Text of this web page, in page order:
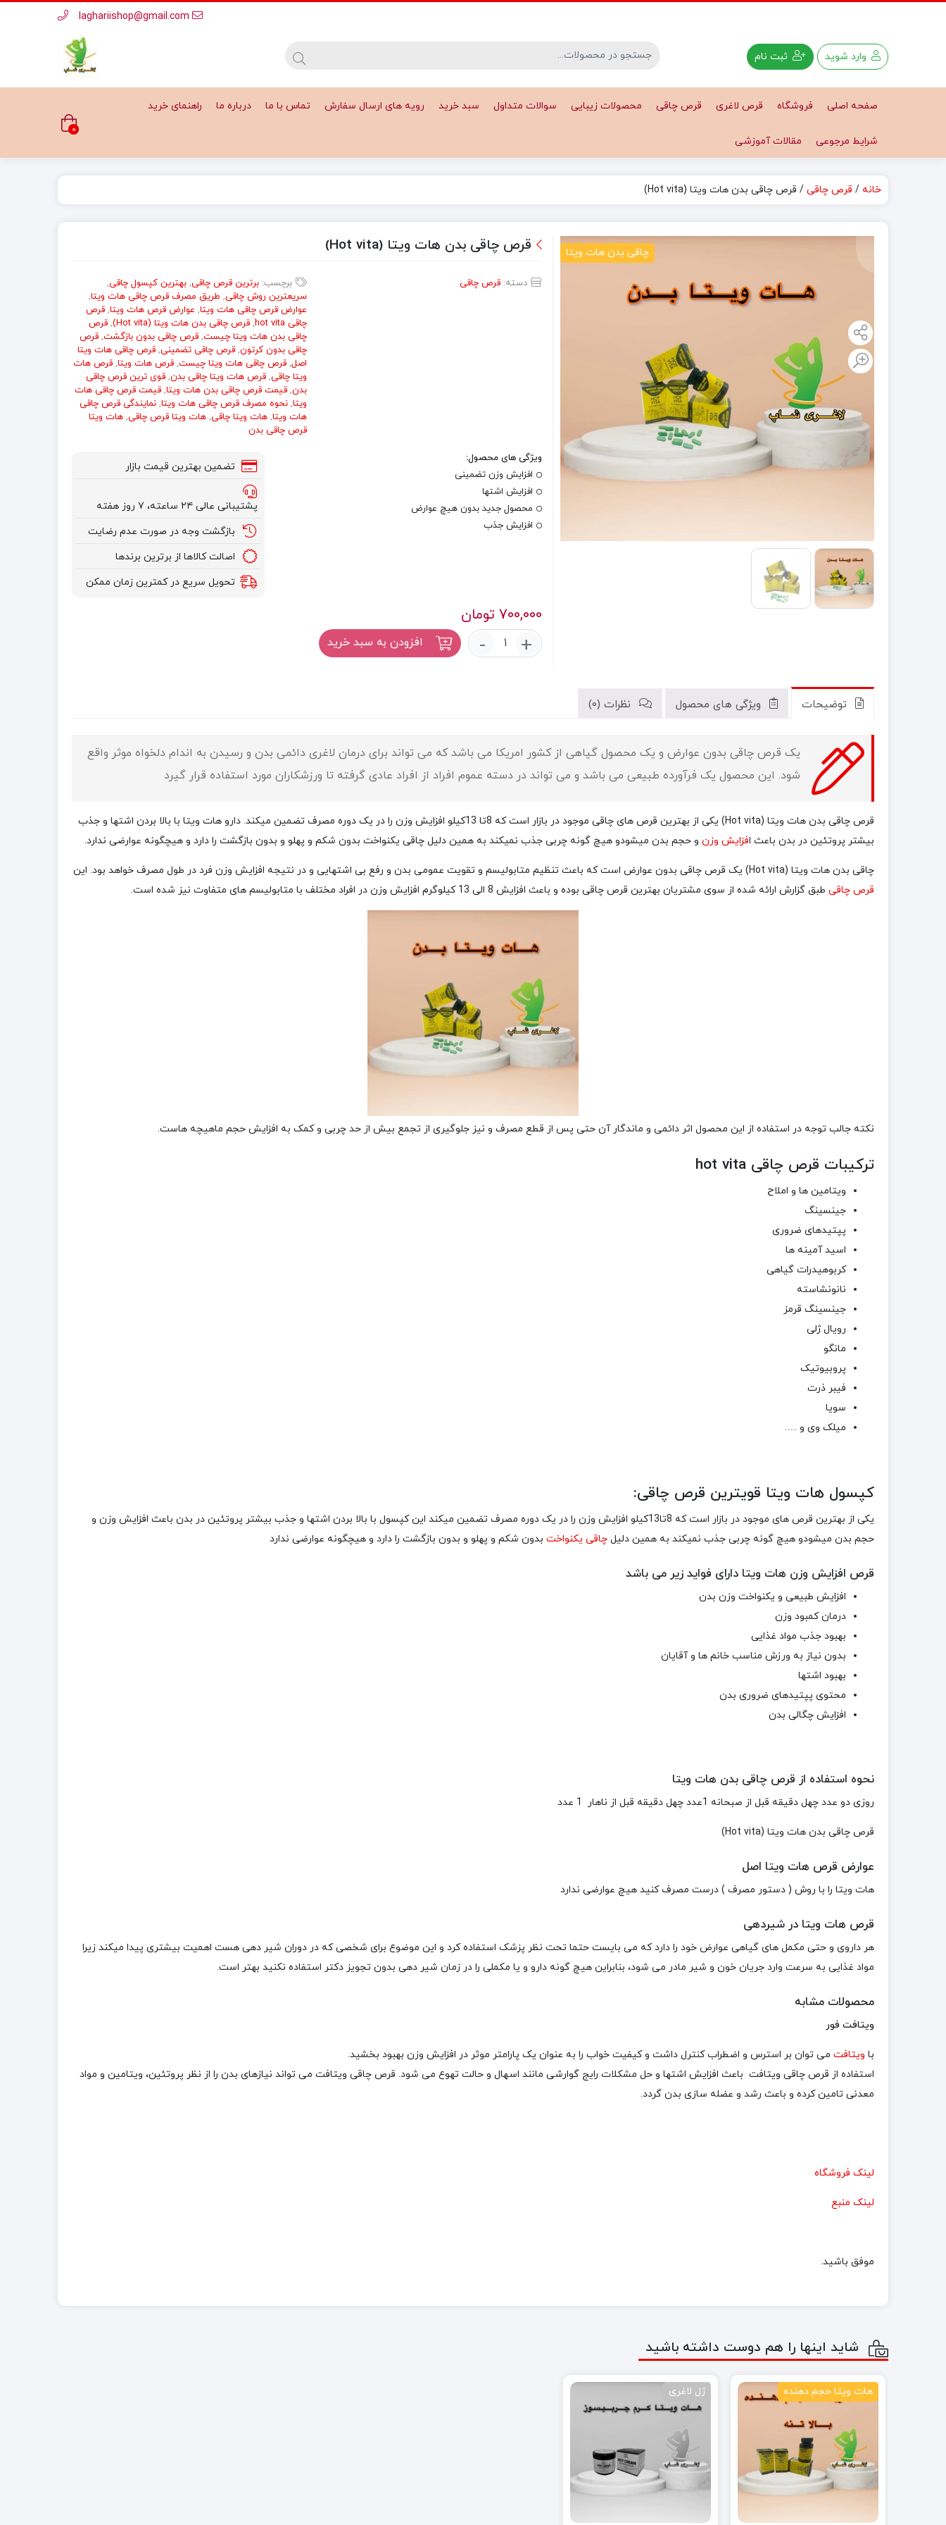
وارد شوید ثبت نام
صفحه اصلی فروشگاه قرص لاغری قرص چاقی محصولات زیبایی سوالات متداول سبد خرید رویه های ارسال سفارش تماس با ما درباره ما راهنمای خرید
شرایط مرجوعی مقالات آموزشی
0
خانه / قرص چاقی / قرص چاقی بدن هات ویتا (Hot vita)
چاقی بدن هات ویتا قرص چاقی بدن هات ویتا (Hot vita)
دسته: قرص چاقی برچسب: برترین قرص چاقی, بهترین کپسول چاقی,
سریعترین روش چاقی, طریق مصرف قرص چاقی هات ویتا,
عوارض قرص چاقی هات ویتا, عوارض قرص هات ویتا, قرص
چاقی hot vita
, قرص چاقی بدن هات ویتا (Hot vita) , قرص
چاقی بدن هات ویتا چیست, قرص چاقی بدون بازگشت, قرص
چاقی بدون کرتون, قرص چاقی تضمینی, قرص چاقی هات ویتا
اصل, قرص چاقی هات ویتا چیست, قرص هات ویتا, قرص هات
ویتا چاقی, قرص هات ویتا چاقی بدن, قوی ترین قرص چاقی
بدن, قیمت قرص چاقی بدن هات ویتا, قیمت قرص چاقی هات
ویتا, نحوه مصرف قرص چاقی هات ویتا, نمایندگی قرص چاقی
هات ویتا, هات ویتا چاقی, هات ویتا قرص چاقی, هات ویتا
قرص چاقی بدن
ویژگی های محصول:
افزایش وزن تضمینی
افزایش اشتها
محصول جدید بدون هیچ عوارض
افزایش جذب
تضمین بهترین قیمت بازار
پشتیبانی عالی ۲۴ ساعته، ۷ روز هفته
بازگشت وجه در صورت عدم رضایت
اصالت کالاها از برترین برندها
تحویل سریع در کمترین زمان ممکن
700,000 تومان
+
قرص
- افزودن به سبد خرید
توضیحات ویژگی های محصول نظرات (0)
یک قرص چاقی بدون عوارض و یک محصول گیاهی از کشور امریکا می باشد که می تواند برای درمان لاغری دائمی بدن و رسیدن به اندام دلخواه موثر واقع
شود. این محصول یک فرآورده طبیعی می باشد و می تواند در دسته عموم افراد از افراد عادی گرفته تا ورزشکاران مورد استفاده قرار گیرد
قرص چاقی بدن هات ویتا (Hot vita) یکی از بهترین قرص های چاقی موجود در بازار است که 8تا 13کیلو افزایش وزن را در یک دوره مصرف تضمین میکند. دارو هات ویتا با بالا بردن اشتها و جذب
بیشتر پروتئین در بدن باعث افزایش وزن و حجم بدن میشودو هیچ گونه چربی جذب نمیکند به همین دلیل چاقی یکنواخت بدون شکم و پهلو و بدون بازگشت را دارد و هیچگونه عوارضی ندارد.
چاقی بدن هات ویتا (Hot vita) یک قرص چاقی بدون عوارض است که باعث تنظیم متابولیسم و تقویت عمومی بدن و رفع بی اشتهایی و در نتیجه افزایش وزن فرد در طول مصرف خواهد بود. این
قرص چاقی طبق گزارش ارائه شده از سوی مشتریان بهترین قرص چاقی بوده و باعث افزایش 8 الی 13 کیلوگرم افزایش وزن در افراد مختلف با متابولیسم های متفاوت نیز شده است.
نکته جالب توجه در استفاده از این محصول اثر دائمی و ماندگار آن حتی پس از قطع مصرف و نیز جلوگیری از تجمع بیش از حد چربی و کمک به افزایش حجم ماهیچه هاست.
ترکیبات قرص چاقی hot vita
ویتامین ها و املاح
جینسینگ
پپتیدهای ضروری
اسید آمینه ها
کربوهیدرات گیاهی
نانونشاسته
جینسینگ قرمز
رویال ژلی
مانگو
پروبیوتیک
فیبر ذرت
سویا
میلک وی و ….
کپسول هات ویتا قویترین قرص چاقی:
یکی از بهترین قرص های موجود در بازار است که 8تا13کیلو افزایش وزن را در یک دوره مصرف تضمین میکند این کپسول با بالا بردن اشتها و جذب بیشتر پروتئین در بدن باعث افزایش وزن و
حجم بدن میشودو هیچ گونه چربی جذب نمیکند به همین دلیل چاقی یکنواخت بدون شکم و پهلو و بدون بازگشت را دارد و هیچگونه عوارضی ندارد
قرص افزایش وزن هات ویتا دارای فواید زیر می باشد
افزایش طبیعی و یکنواخت وزن بدن
درمان کمبود وزن
بهبود جذب مواد غذایی
بدون نیاز به ورزش مناسب خانم ها و آقایان
بهبود اشتها
محتوی پپتیدهای ضروری بدن
افزایش چگالی بدن
نحوه استفاده از قرص چاقی بدن هات ویتا
روزی دو عدد چهل دقیقه قبل از صبحانه 1عدد چهل دقیقه قبل از ناهار 1 عدد
قرص چاقی بدن هات ویتا (Hot vita)
عوارض قرص هات ویتا اصل
هات ویتا را با روش ( دستور مصرف ) درست مصرف کنید هیچ عوارضی ندارد
قرص هات ویتا در شیردهی
هر داروی و حتی مکمل های گیاهی عوارض خود را دارد که می بایست حتما تحت نظر پزشک استفاده کرد و این موضوع برای شخصی که در دوران شیر دهی هست اهمیت بیشتری پیدا میکند زیرا
مواد غذایی به سرعت وارد جریان خون و شیر مادر می شود، بنابراین هیچ گونه دارو و یا مکملی را در زمان شیر دهی بدون تجویز دکتر استفاده نکنید بهتر است.
محصولات مشابه
ویتافت فور
با ویتافت می توان بر استرس و اضطراب کنترل داشت و کیفیت خواب را به عنوان یک پارامتر موثر در افزایش وزن بهبود بخشید.
استفاده از قرص چاقی ویتافت باعث افزایش اشتها و حل مشکلات رایج گوارشی مانند اسهال و حالت تهوع می شود. قرص چاقی ویتافت می تواند نیازهای بدن را از نظر پروتئین، ویتامین و مواد
معدنی تامین کرده و باعث رشد و عضله سازی بدن گردد.
لینک فروشگاه
لینک منبع
موفق باشید.
شاید اینها را هم دوست داشته باشید
هات ویتا حجم دهنده ژل لاغری